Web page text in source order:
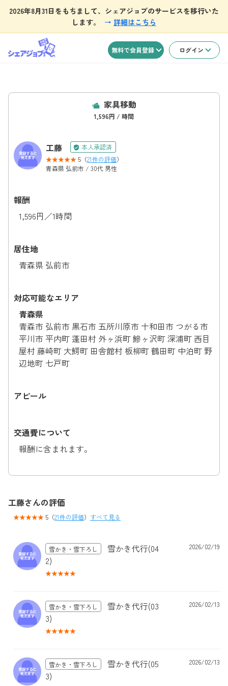
2026年8月31日をもちまして、シェアジョブのサービスを移行いた
します。
→ 詳細はこちら
無料で会員登録 ログイン
家具移動
1,596円 / 時間
工藤
本人承認済
5（21件の評価）
青森県 弘前市 / 30代 男性
報酬
1,596円／1時間
居住地
青森県 弘前市
対応可能なエリア
青森県
青森市 弘前市 黒石市 五所川原市 十和田市 つがる市
平川市 平内町 蓬田村 外ヶ浜町 鰺ヶ沢町 深浦町 西目
屋村 藤崎町 大鰐町 田舎館村 板柳町 鶴田町 中泊町 野
辺地町 七戸町
アピール
交通費について
報酬に含まれます。
工藤さんの評価
5（21件の評価） すべて見る
雪かき・雪下ろし
雪かき代行(04
2)
2026/02/19
雪かき・雪下ろし
雪かき代行(03
3)
2026/02/13
雪かき・雪下ろし
雪かき代行(05
3)
2026/02/13